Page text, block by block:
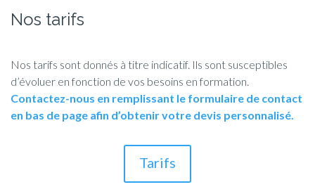
Nos tarifs
Nos tarifs sont donnés à titre indicatif. Ils sont susceptibles
d’évoluer en fonction de vos besoins en formation.
Contactez-nous en remplissant le formulaire de contact
en bas de page afin d’obtenir votre devis personnalisé.
Tarifs